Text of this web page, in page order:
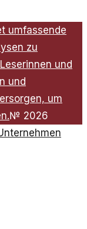
umfassende
zu
und
und
um
№ 2026